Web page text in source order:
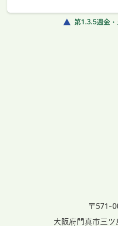
第1.3.5週金
〒571-
大阪府門真市三ツ